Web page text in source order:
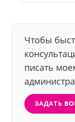
Чтобы
писать
ЗАДАТЬ